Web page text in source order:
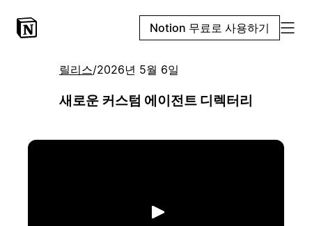
Notion 무료로 사용하기
릴리스/2026년 5월 6일
새로운 커스텀 에이전트 디렉터리